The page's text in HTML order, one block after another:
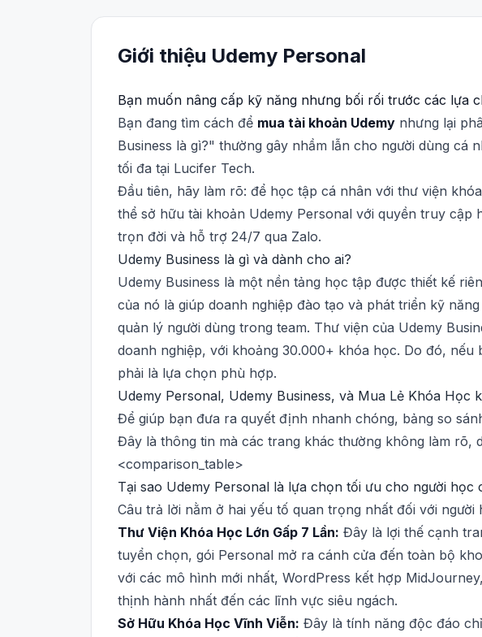
Giới thiệu Udemy Personal
Bạn muốn nâng cấp kỹ năng nhưng bối rối trước các lựa
Bạn đang tìm cách để mua tài khoản Udemy nhưng lại
Business là gì?" thường gây nhầm lẫn cho người dùng cá
tối đa tại Lucifer Tech.
Đầu tiên, hãy làm rõ: để học tập cá nhân với thư viện
thể sở hữu tài khoản Udemy Personal với quyền truy
trọn đời và hỗ trợ 24/7 qua Zalo.
Udemy Business là gì và dành cho ai?
Udemy Business là một nền tảng học tập được thiết kế
của nó là giúp doanh nghiệp đào tạo và phát triển kỹ
quản lý người dùng trong team. Thư viện của Udemy
doanh nghiệp, với khoảng 30.000+ khóa học. Do đó,
phải là lựa chọn phù hợp.
Udemy Personal, Udemy Business, và Mua Lẻ Khóa Học
Để giúp bạn đưa ra quyết định nhanh chóng, bảng so
Đây là thông tin mà các trang khác thường không làm rõ,
<comparison_table>
Tại sao Udemy Personal là lựa chọn tối ưu cho người học
Câu trả lời nằm ở hai yếu tố quan trọng nhất đối với người
Thư Viện Khóa Học Lớn Gấp 7 Lần: Đây là lợi thế cạnh
tuyển chọn, gói Personal mở ra cánh cửa đến toàn bộ
với các mô hình mới nhất, WordPress kết hợp
thịnh hành nhất đến các lĩnh vực siêu ngách.
Sở Hữu Khóa Học Vĩnh Viễn: Đây là tính năng độc đáo